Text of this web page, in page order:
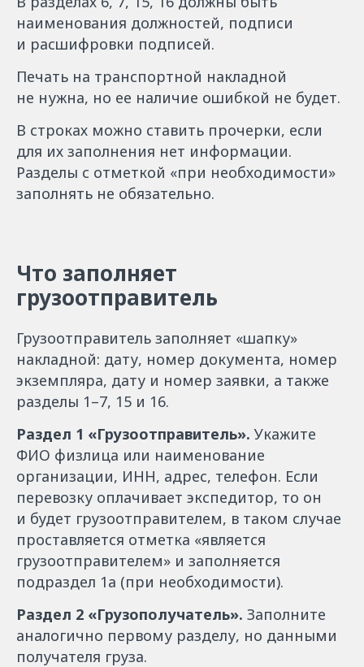
наименования должностей, подписи
и расшифровки подписей.
Печать на транспортной накладной
не нужна, но ее наличие ошибкой не будет.
В строках можно ставить прочерки, если
для их заполнения нет информации.
Разделы с отметкой «при необходимости»
заполнять не обязательно.
Что заполняет
грузоотправитель
Грузоотправитель заполняет «шапку»
накладной: дату, номер документа, номер
экземпляра, дату и номер заявки, а также
разделы 1–7, 15 и 16.
Раздел 1 «Грузоотправитель». Укажите
ФИО физлица или наименование
организации, ИНН, адрес, телефон. Если
перевозку оплачивает экспедитор, то он
и будет грузоотправителем, в таком случае
проставляется отметка «является
грузоотправителем» и заполняется
подраздел 1а (при необходимости).
Раздел 2 «Грузополучатель». Заполните
аналогично первому разделу, но данными
получателя груза.